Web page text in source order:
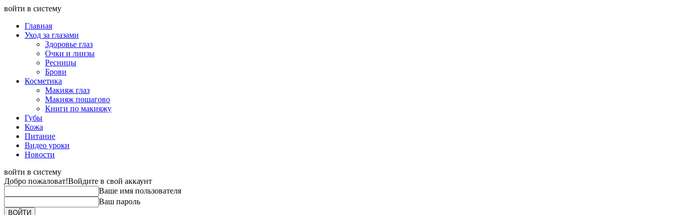
войти в систему
Главная
Уход за глазами
Здоровье глаз
Очки и линзы
Ресницы
Брови
Косметика
Макияж глаз
Макияж пошагово
Книги по макияжу
Губы
Кожа
Питание
Видео уроки
Новости
войти в систему
Добро пожаловат!Войдите в свой аккаунт
Ваше имя пользователя
Ваш пароль